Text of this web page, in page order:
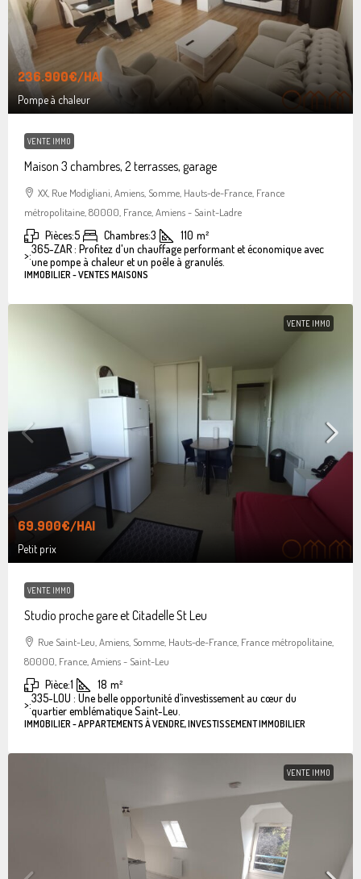
236.900€/HAI
Pompe à chaleur
VENTE IMMO
Maison 3 chambres, 2 terrasses, garage
XX, Rue Modigliani, Amiens, Somme, Hauts-de-France, France
métropolitaine, 80000, France, Amiens - Saint-Ladre
Pièces:5 Chambres:3 110 m²
>:365-ZAR : Profitez d'un chauffage performant et économique avec
une pompe à chaleur et un poêle à granulés.
IMMOBILIER - VENTES MAISONS
VENTE IMMO
69.900€/HAI
Petit prix
VENTE IMMO
Studio proche gare et Citadelle St Leu
Rue Saint-Leu, Amiens, Somme, Hauts-de-France, France métropolitaine,
80000, France, Amiens - Saint-Leu
Pièce:1 18 m²
>:335-LOU : Une belle opportunité d’investissement au cœur du
quartier emblématique Saint-Leu.
IMMOBILIER - APPARTEMENTS À VENDRE, INVESTISSEMENT IMMOBILIER
VENTE IMMO